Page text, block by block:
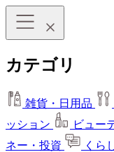
カテゴリ
雑貨・日用品
ッション
ビュー
ネー・投資
くら